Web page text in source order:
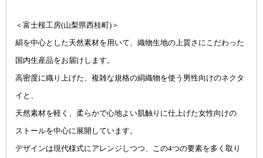
＜富士桜工房(山梨県西桂町)＞
絹を中心とした天然素材を用いて、織物生地の上質さにこだわった
国内生産品をお届けします。
高密度に織り上げた、複雑な規格の絹織物を使う男性向けのネクタ
イと、
天然素材を軽く、柔らかで心地よい肌触りに仕上げた女性向けの
ストールを中心に展開しています。
デザインは現代様式にアレンジしつつ、この4つの要素を多く取り